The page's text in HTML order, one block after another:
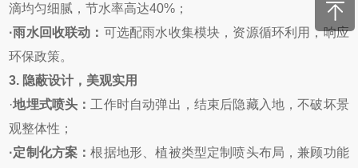
滴均匀细腻，节水率高达40%；
·雨水回收联动： 可选配雨水收集模块，资源循环利用，响应
环保政策。
3. 隐蔽设计，美观实用
·地埋式喷头： 工作时自动弹出，结束后隐藏入地，不破坏景
观整体性；
·定制化方案：根据地形、植被类型定制喷头布局，兼顾功能